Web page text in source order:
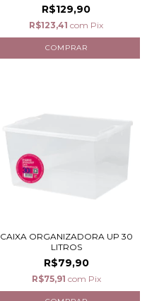
R$129,90
R$123,41 com Pix
CAIXA ORGANIZADORA UP 30
LITROS
R$79,90
R$75,91 com Pix